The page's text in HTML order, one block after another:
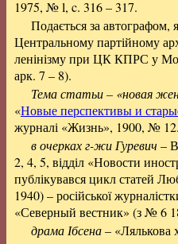
1975, № l, c. 316 – 317.
Подається за автографом,
Центральному партійному
ленінізму при ЦК КПРС у
арк. 7 – 8).
Тема статьи – «новая
«Новые перспективы и
журналі «Жизнь», 1900, № 12.
в очерках г-жи Гуревич –
2, 4, 5, відділ «Новости
публікувався цикл статей
1940) – російської
«Северный вестник» (з № 6
драма Ібсена– «Лялькова